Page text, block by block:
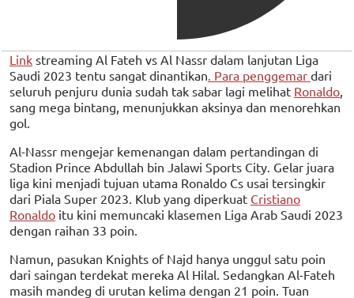
Link streaming Al Fateh vs Al Nassr dalam lanjutan Liga
Saudi 2023 tentu sangat dinantikan . Para penggemar dari
seluruh penjuru dunia sudah tak sabar lagi melihat Ronaldo
sang mega bintang, menunjukkan aksinya dan menorehkan
gol.
Al-Nassr mengejar kemenangan dalam pertandingan di
Stadion Prince Abdullah bin Jalawi Sports City. Gelar juara
liga kini menjadi tujuan utama Ronaldo Cs usai tersingkir
dari Piala Super 2023. Klub yang diperkuat Cristiano
Ronaldo itu kini memuncaki klasemen Liga Arab Saudi 2023
dengan raihan 33 poin.
Namun, pasukan Knights of Najd hanya unggul satu poin
dari saingan terdekat mereka Al Hilal. Sedangkan Al-Fateh
masih mandeg di urutan kelima dengan 21 poin. Tuan